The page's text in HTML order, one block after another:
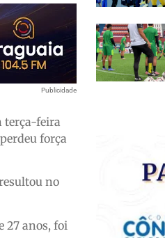
Publicidade
terça-feira
força
no
27 anos, foi